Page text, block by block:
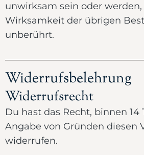
unwirksam sein oder
Wirksamkeit der übrigen
unberührt.
Widerrufsbelehrung
Widerrufsrecht
Du hast das Recht, binnen 14
Angabe von Gründen diesen
widerrufen.